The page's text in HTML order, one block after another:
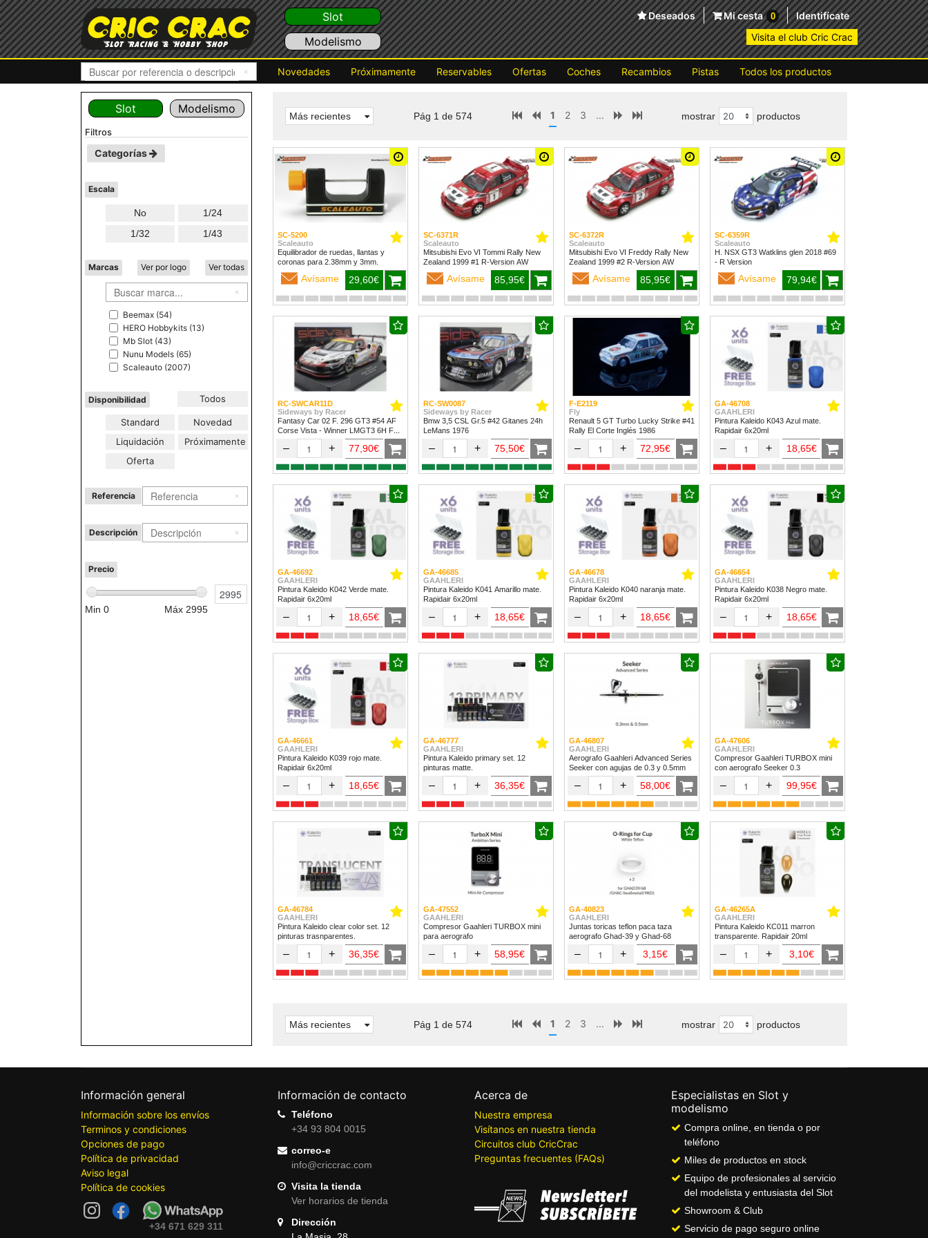
Slot
Modelismo
Deseados Mi cesta 0
Identifícate
Visita el club Cric Crac
Novedades Próximamente Reservables Ofertas Coches Recambios Pistas Todos los productos
Slot Modelismo
filtros
Categorías
Escala
No
1/24
1/32
1/43
Marcas Ver por logo Ver todas
Beemax (54)
HERO Hobbykits (13)
Mb Slot (43)
Nunu Models (65)
Scaleauto (2007)
Disponibilidad Todos
Standard
Novedad
Liquidación
Próximamente
Oferta
Referencia
Descripción
Precio
Min 0 Máx 2995
Más recientes Pág 1 de 574 1 2 3 ... mostrar productos
SC-5200
Scaleauto
Equilibrador de ruedas, llantas y
coronas para 2.38mm y 3mm.
Avísame 29,60€
SC-6371R
Scaleauto
Mitsubishi Evo VI Tommi Rally New
Zealand 1999 #1 R-Version AW
Avísame 85,95€
SC-6372R
Scaleauto
Mitsubishi Evo VI Freddy Rally New
Zealand 1999 #2 R-Version AW
Avísame 85,95€
SC-6359R
Scaleauto
H. NSX GT3 Watklins glen 2018 #69
- R Version
Avísame 79,94€
RC-SWCAR11D
Sideways by Racer
Fantasy Car 02 F. 296 GT3 #54 AF
Corse Vista - Winner LMGT3 6H Fuji
– + 77,90€
RC-SW0087
Sideways by Racer
Bmw 3,5 CSL Gr.5 #42 Gitanes 24h
LeMans 1976
– + 75,50€
F-E2119
Fly
Renault 5 GT Turbo Lucky Strike #41
Rally El Corte Inglés 1986
– + 72,95€
GA-46708
GAAHLERI
Pintura Kaleido K043 Azul mate.
Rapidair 6x20ml
– + 18,65€
GA-46692
GAAHLERI
Pintura Kaleido K042 Verde mate.
Rapidair 6x20ml
– + 18,65€
GA-46685
GAAHLERI
Pintura Kaleido K041 Amarillo mate.
Rapidair 6x20ml
– + 18,65€
GA-46678
GAAHLERI
Pintura Kaleido K040 naranja mate.
Rapidair 6x20ml
– + 18,65€
GA-46654
GAAHLERI
Pintura Kaleido K038 Negro mate.
Rapidair 6x20ml
– + 18,65€
GA-46661
GAAHLERI
Pintura Kaleido K039 rojo mate.
Rapidair 6x20ml
– + 18,65€
GA-46777
GAAHLERI
Pintura Kaleido primary set. 12
pinturas matte.
– + 36,35€
GA-46807
GAAHLERI
Aerografo Gaahleri Advanced Series
Seeker con agujas de 0.3 y 0.5mm
– + 58,00€
GA-47606
GAAHLERI
Compresor Gaahleri TURBOX mini
con aerografo Seeker 0.3
– + 99,95€
GA-46784
GAAHLERI
Pintura Kaleido clear color set. 12
pinturas trasnparentes.
– + 36,35€
GA-47552
GAAHLERI
Compresor Gaahleri TURBOX mini
para aerografo
– + 58,95€
GA-40823
GAAHLERI
Juntas toricas teflon paca taza
aerografo Ghad-39 y Ghad-68
– + 3,15€
GA-46265A
GAAHLERI
Pintura Kaleido KC011 marron
transparente. Rapidair 20ml
– + 3,10€
Más recientes Pág 1 de 574 1 2 3 ... mostrar productos
Información general
Información sobre los envíos
Terminos y condiciones
Opciones de pago
Política de privacidad
Aviso legal
Política de cookies
+34 671 629 311
Información de contacto
Teléfono
+34 93 804 0015
correo-e
info@criccrac.com
Visita la tienda
Ver horarios de tienda
Dirección
Acerca de
Nuestra empresa
Visítanos en nuestra tienda
Circuitos club CricCrac
Preguntas frecuentes (FAQs)
Especialistas en Slot y
modelismo
Compra online, en tienda o por
teléfono
Miles de productos en stock
Equipo de profesionales al servicio
del modelista y entusiasta del Slot
Showroom & Club
Servicio de pago seguro online